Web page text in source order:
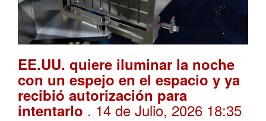
EE.UU. quiere iluminar la noche
con un espejo en el espacio y ya
recibió autorización para
intentarlo . 14 de Julio, 2026 18:35